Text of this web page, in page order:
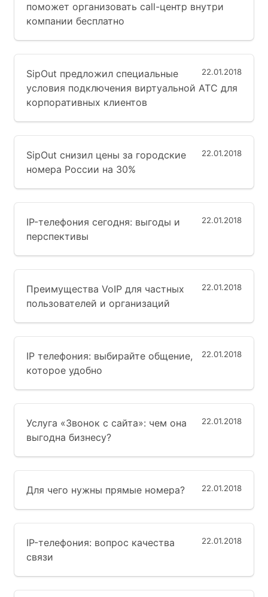
поможет организовать call-центр внутри
компании бесплатно
22.01.2018
SipOut предложил специальные
условия подключения виртуальной АТС для
корпоративных клиентов
22.01.2018
SipOut снизил цены за городские
номера России на 30%
22.01.2018
IP-телефония сегодня: выгоды и
перспективы
22.01.2018
Преимущества VoIP для частных
пользователей и организаций
22.01.2018
IP телефония: выбирайте общение,
которое удобно
22.01.2018
Услуга «Звонок с сайта»: чем она
выгодна бизнесу?
22.01.2018
Для чего нужны прямые номера?
22.01.2018
IP-телефония: вопрос качества
связи